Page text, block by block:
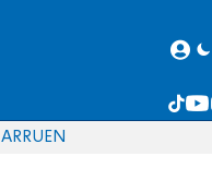
EN
RU
AR